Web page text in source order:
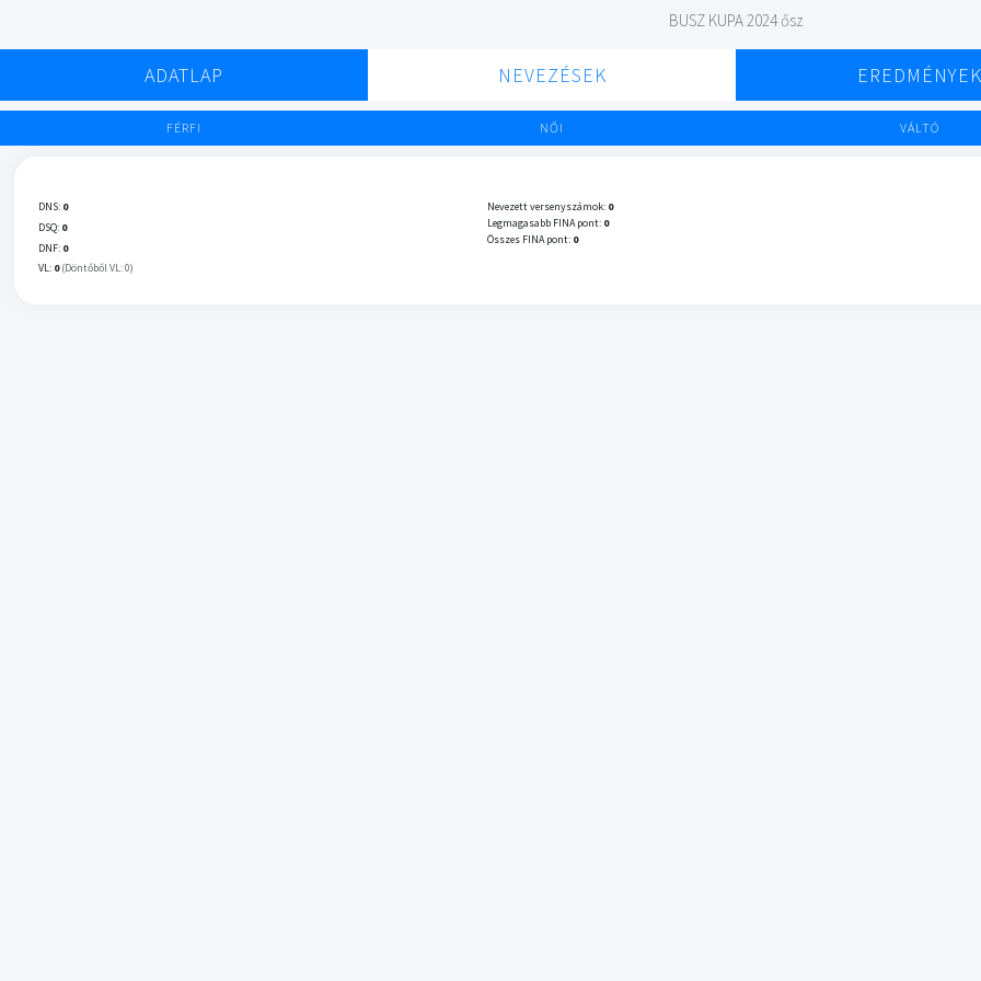
BUSZ KUPA 2024 ősz
ADATLAP NEVEZÉSEK EREDMÉNYEK
FÉRFI NŐI VÁLTÓ
DNS: 0
DSQ: 0
DNF: 0
VL: 0 (Döntőből VL: 0)
Nevezett versenyszámok: 0
Legmagasabb FINA pont: 0
Összes FINA pont: 0